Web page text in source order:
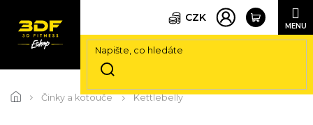
na
CZK
Činky a kotouče Kettlebelly